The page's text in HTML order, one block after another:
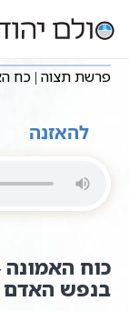
עמוד ראשי
פרשת תצוה | כח
פרשת תצוה | כח
להאזנה
כוח
בנפש האדם